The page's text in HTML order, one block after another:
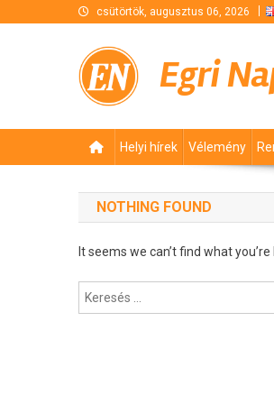
csütörtök, augusztus 06, 2026
Egri
Helyi hírek Vélemény
NOTHING FOUND
It seems we can’t find what
Keresés: